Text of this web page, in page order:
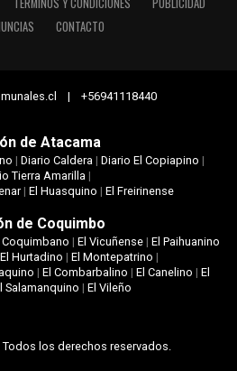
CONTACTO
| +56941118440
de Atacama
| Diario Caldera| Diario El Copiapino |
Tierra Amarilla|
| El Huasquino | El Freirinense
de Coquimbo
Coquimbano | El Vicuñense| El Paihuanino
El Hurtadino | El Montepatrino |
|El Combarbalino |El Canelino |El
Salamanquino | El Vileño
los derechos reservados.